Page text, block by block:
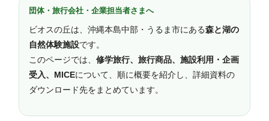
団体・旅行会社・企業担当者さまへ
ビオスの丘は、沖縄本島中部・うるま市にある森と湖の
自然体験施設です。
このページでは、 修学旅行、旅行商品、施設利用・企画
受入、MICEについて、順に概要を紹介し、詳細資料の
ダウンロード先をまとめています。